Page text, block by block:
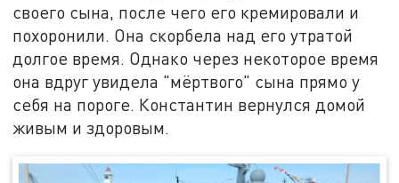
своего сына, после чего его кремировали и
похоронили. Она скорбела над его утратой
долгое время. Однако через некоторое время
она вдруг увидела "мёртвого" сына прямо у
себя на пороге. Константин вернулся домой
живым и здоровым.